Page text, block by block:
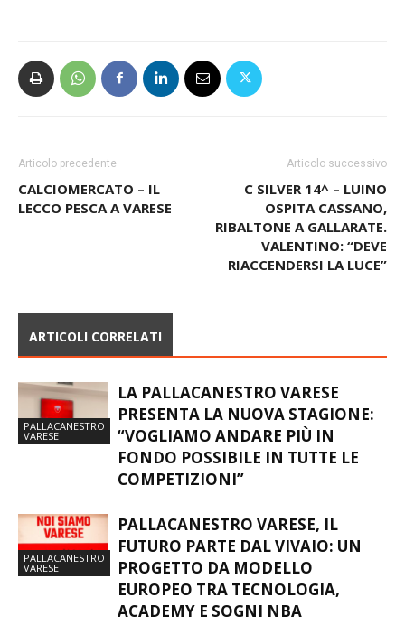
Articolo precedente
CALCIOMERCATO – IL
LECCO PESCA A VARESE
Articolo successivo
C SILVER 14^ – LUINO
OSPITA CASSANO,
RIBALTONE A GALLARATE.
VALENTINO: “DEVE
RIACCENDERSI LA LUCE”
ARTICOLI CORRELATI
PALLACANESTRO
VARESE
LA PALLACANESTRO VARESE
PRESENTA LA NUOVA STAGIONE:
“VOGLIAMO ANDARE PIÙ IN
FONDO POSSIBILE IN TUTTE LE
COMPETIZIONI”
PALLACANESTRO
VARESE
PALLACANESTRO VARESE, IL
FUTURO PARTE DAL VIVAIO: UN
PROGETTO DA MODELLO
EUROPEO TRA TECNOLOGIA,
ACADEMY E SOGNI NBA